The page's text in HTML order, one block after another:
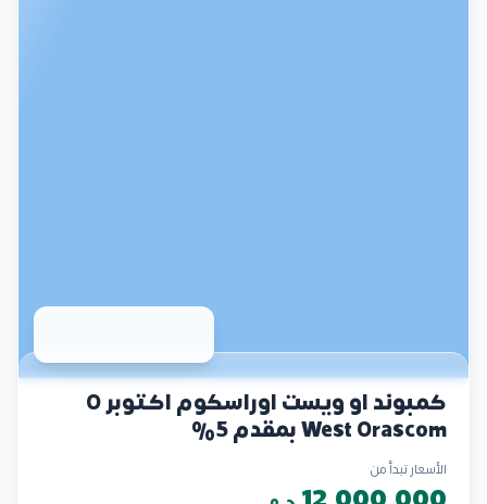
كمبوند او ويست اوراسكوم اكتوبر O
West Orascom بمقدم 5%
الأسعار تبدأ من